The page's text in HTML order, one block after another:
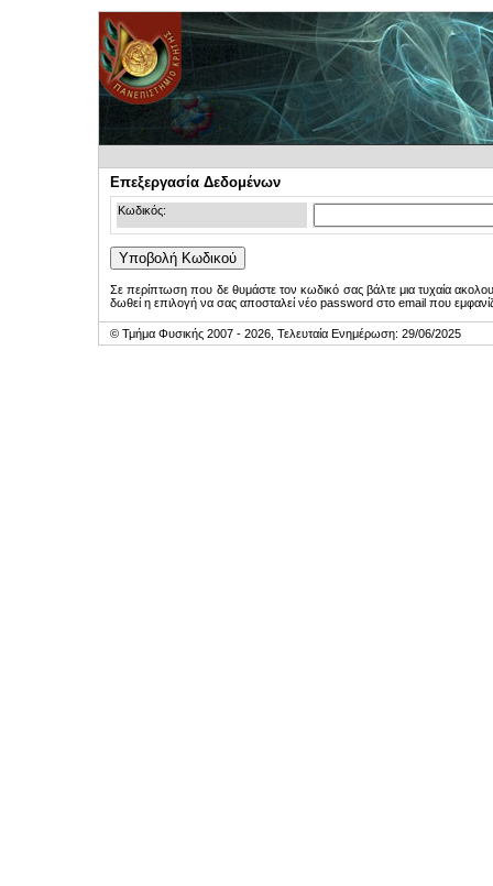
Επεξεργασία Δεδομένων
Κωδικός:
Σε περίπτωση που δε θυμάστε τον κωδικό σας βάλτε μια τυχαία
δωθεί η επιλογή να σας αποσταλεί νέο password στο email που
© Τμήμα Φυσικής 2007 - 2026, Τελευταία Ενημέρωση: 29/06/2025